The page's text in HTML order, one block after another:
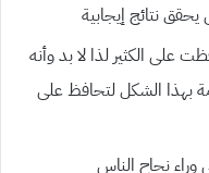
نتائج إيجابية
على الكثير لذا لا بد وأنه
بهذا الشكل لتحافظ على